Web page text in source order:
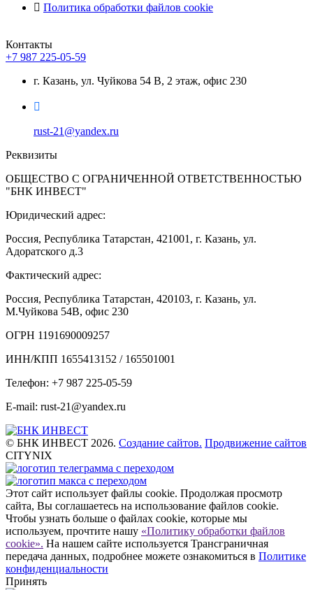
Политика обработки файлов cookie
Контакты
+7 987 225-05-59
г. Казань, ул. Чуйкова 54 В, 2 этаж, офис 230
rust-21@yandex.ru
Реквизиты
ОБЩЕСТВО С ОГРАНИЧЕННОЙ ОТВЕТСТВЕННОСТЬЮ
"БНК ИНВЕСТ"
Юридический адрес:
Россия, Республика Татарстан, 421001, г. Казань, ул.
Адоратского д.3
Фактический адрес:
Россия, Республика Татарстан, 420103, г. Казань, ул.
М.Чуйкова 54В, офис 230
ОГРН 1191690009257
ИНН/КПП 1655413152 / 165501001
Телефон: +7 987 225-05-59
E-mail: rust-21@yandex.ru
© БНК ИНВЕСТ 2026. Создание сайтов. Продвижение сайтов
CITYNIX
Этот сайт использует файлы cookie. Продолжая просмотр
сайта, Вы соглашаетесь на использование файлов cookie.
Чтобы узнать больше о файлах cookie, которые мы
используем, прочтите нашу «Политику обработки файлов
cookie». На нашем сайте используется Трансграничная
передача данных, подробнее можете ознакомиться в Политике
конфиденциальности
Принять